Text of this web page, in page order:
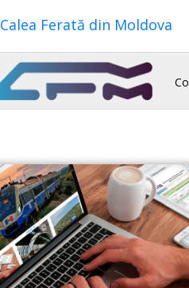
Calea Ferată din Moldova